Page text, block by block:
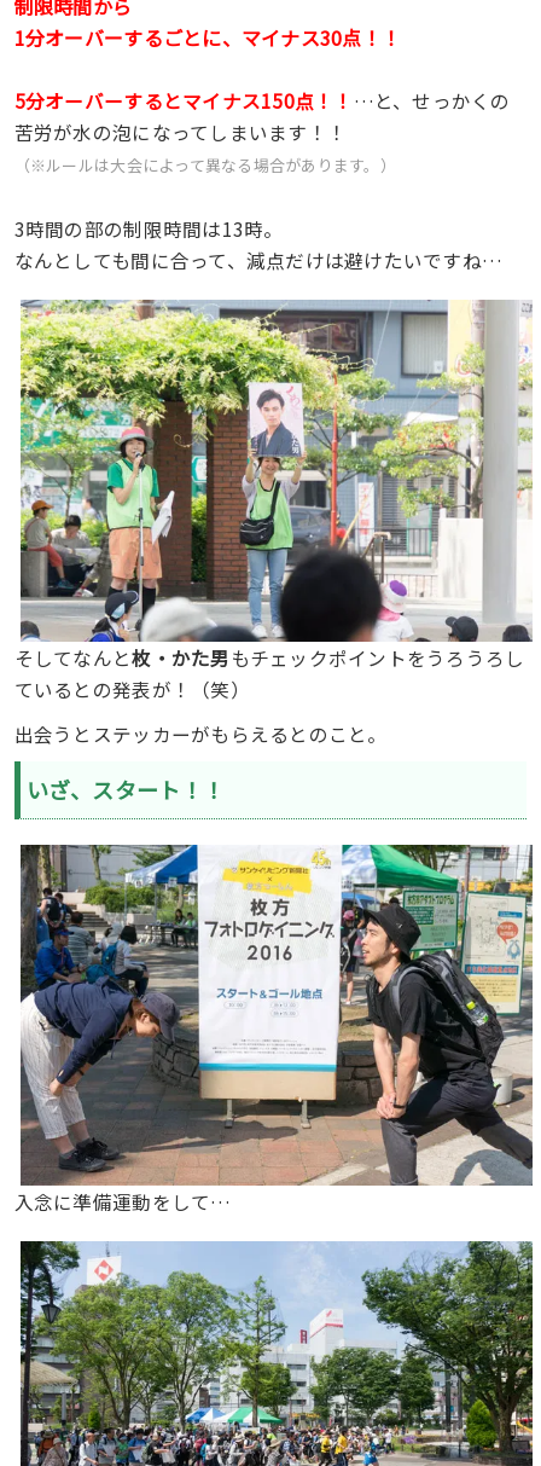
制限時間から
1分オーバーするごとに、マイナス30点！！
5分オーバーするとマイナス150点！！ …と、せっかくの
苦労が水の泡になってしまいます！！
（※ルールは大会によって異なる場合があります。）
3時間の部の制限時間は13時。
なんとしても間に合って、減点だけは避けたいですね…
そしてなんと枚・かた男 もチェックポイントをうろうろし
ているとの発表が！（笑）
出会うとステッカーがもらえるとのこと。
いざ、スタート！！
入念に準備運動をして…